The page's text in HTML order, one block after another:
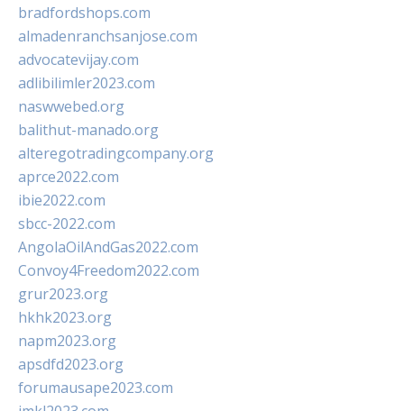
bradfordshops.com
almadenranchsanjose.com
advocatevijay.com
adlibilimler2023.com
naswwebed.org
balithut-manado.org
alteregotradingcompany.org
aprce2022.com
ibie2022.com
sbcc-2022.com
AngolaOilAndGas2022.com
Convoy4Freedom2022.com
grur2023.org
hkhk2023.org
napm2023.org
apsdfd2023.org
forumausape2023.com